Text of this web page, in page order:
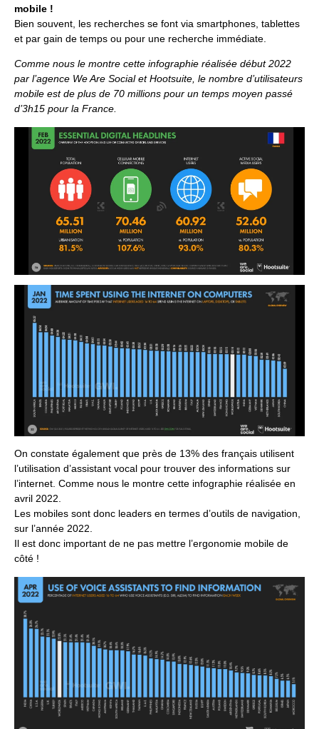
mobile !
Bien souvent, les recherches se font via smartphones, tablettes
et par gain de temps ou pour une recherche immédiate.
Comme nous le montre cette infographie réalisée début 2022
par l’agence We Are Social et Hootsuite, le nombre d’utilisateurs
mobile est de plus de 70 millions pour un temps moyen passé
d’3h15 pour la France.
On constate également que près de 13% des français utilisent
l’utilisation d’assistant vocal pour trouver des informations sur
l’internet. Comme nous le montre cette infographie réalisée en
avril 2022.
Les mobiles sont donc leaders en termes d’outils de navigation,
sur l’année 2022.
Il est donc important de ne pas mettre l’ergonomie mobile de
côté !